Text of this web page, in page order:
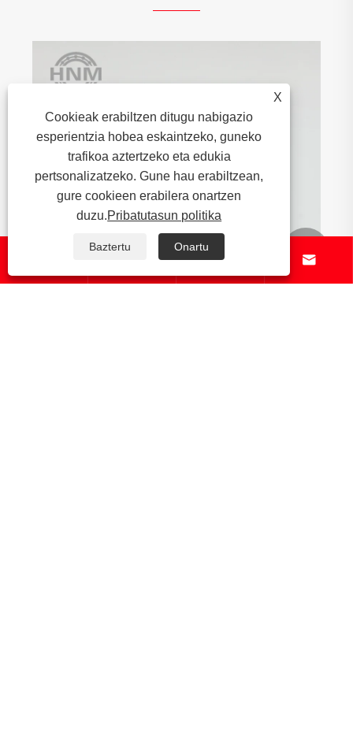
 
X
Cookieak erabiltzen ditugu nabigazio
esperientzia hobea eskaintzeko, guneko
trafikoa aztertzeko eta edukia
pertsonalizatzeko. Gune hau erabiltzean,
gure cookieen erabilera onartzen
duzu.Pribatutasun politika
Baztertu Onartu